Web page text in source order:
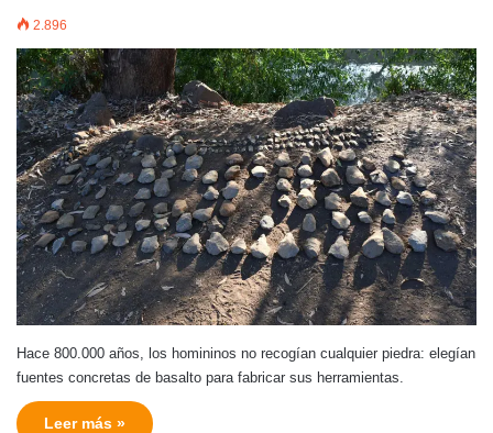
2.896
Hace 800.000 años, los homininos no recogían cualquier piedra: elegían
fuentes concretas de basalto para fabricar sus herramientas.
Leer más »